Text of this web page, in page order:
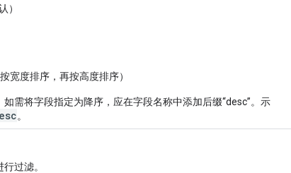
）
按宽度排序，再按高度排序）
需将字段指定为降序，应在字段名称中添加后缀“desc”。示
。
过滤。